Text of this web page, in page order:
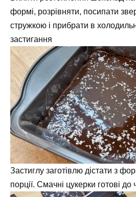
формі, розрівняти, посипати
стружкою і прибрати в
застигання
Застиглу заготівлю дістати з
порції. Смачні цукерки готові до